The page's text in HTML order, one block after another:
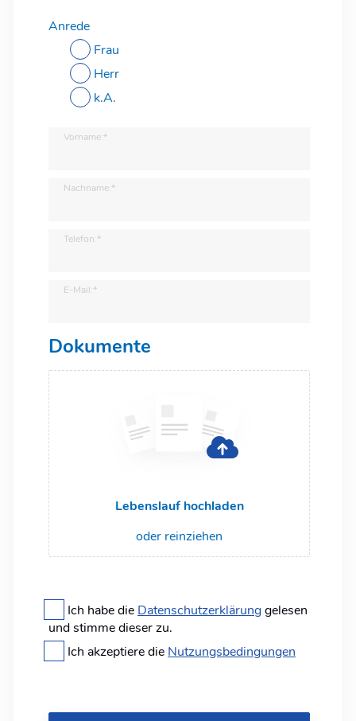
Anrede
Frau
Herr
k.A.
Vorname:*
Nachname:*
Telefon:*
E-Mail:*
Dokumente
Lebenslauf hochladen
oder reinziehen
Ich habe die Datenschutzerklärunggelesen
und stimme dieser zu.
Ich akzeptiere die Nutzungsbedingungen